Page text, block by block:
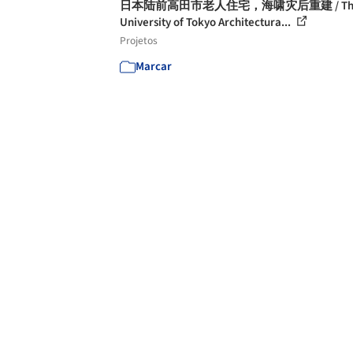
日本陆前高田市老人住宅，海啸灾后重建 /
University of Tokyo Architectura...
Projetos
Marcar